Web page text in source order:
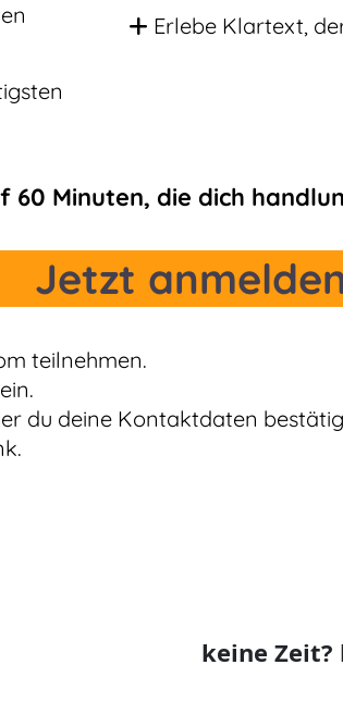
Erlebe Klartext,
60 Minuten, die dich
Jetzt
teilnehmen.
du deine Kontaktdaten
keine Zeit?